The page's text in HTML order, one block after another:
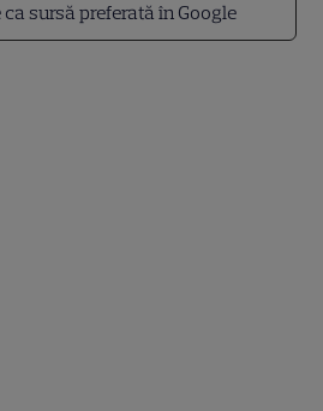
sursă preferată în Google